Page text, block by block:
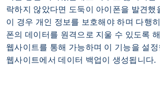
락하지 않았다면 도둑이 아이폰을 발견했
이 경우 개인 정보를 보호해야 하며 다행
폰의 데이터를 원격으로 지울 수 있도록
웹사이트를 통해 가능하며 이 기능을 설
웹사이트에서 데이터 백업이 생성됩니다.